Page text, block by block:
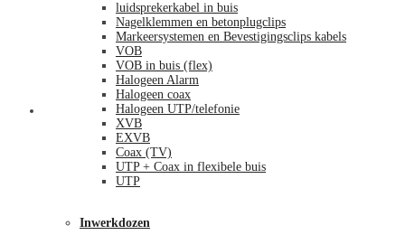
Mijn account
luidsprekerkabel in buis
Nagelklemmen en betonplugclips
Markeersystemen en Bevestigingsclips kabels
VOB
VOB in buis (flex)
Halogeen Alarm
Halogeen coax
Halogeen UTP/telefonie
XVB
EXVB
Coax (TV)
UTP + Coax in flexibele buis
UTP
Inwerkdozen